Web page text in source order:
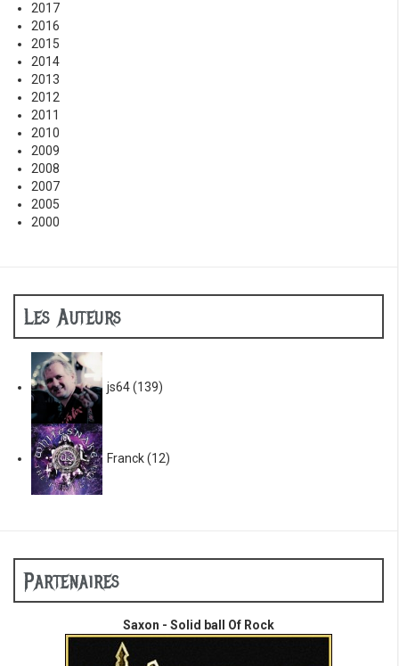
2017
2016
2015
2014
2013
2012
2011
2010
2009
2008
2007
2005
2000
Les Auteurs
js64(139)
Franck(12)
Partenaires
Saxon - Solid ball Of Rock